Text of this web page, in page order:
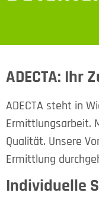
ADECTA:
ADECTA steht in
Ermittlungsarbeit.
Qualität. Unsere
Ermittlung
Individuelle